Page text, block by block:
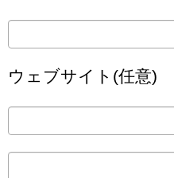
ウェブサイト(任意)